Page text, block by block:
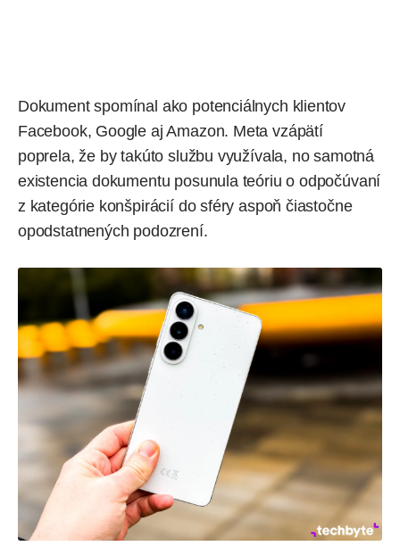
Dokument spomínal ako potenciálnych klientov
Facebook, Google aj Amazon. Meta vzápätí
poprela, že by takúto službu využívala, no samotná
existencia dokumentu posunula teóriu o odpočúvaní
z kategórie konšpirácií do sféry aspoň čiastočne
opodstatnených podozrení.